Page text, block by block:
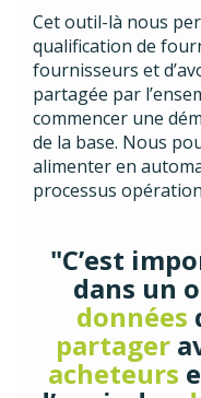
Cet outil-là nous
qualification de
fournisseurs et
partagée par
commencer une
de la base. Nous
alimenter en
processus
"C’est
dans un
données
partager
acheteurs